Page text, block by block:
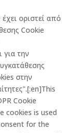
οριστεί από
Cookie
για την
στην
Cookie
cookies is used
for the